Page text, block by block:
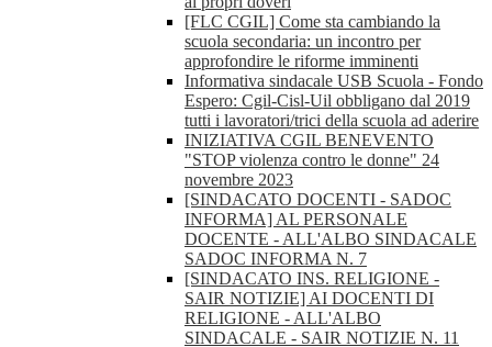
[FLC CGIL] Come sta cambiando la
scuola secondaria: un incontro per
approfondire le riforme imminenti
Informativa sindacale USB Scuola - Fondo
Espero: Cgil-Cisl-Uil obbligano dal 2019
tutti i lavoratori/trici della scuola ad aderire
INIZIATIVA CGIL BENEVENTO
"STOP violenza contro le donne" 24
novembre 2023
[SINDACATO DOCENTI - SADOC
INFORMA] AL PERSONALE
DOCENTE - ALL'ALBO SINDACALE
SADOC INFORMA N. 7
[SINDACATO INS. RELIGIONE -
SAIR NOTIZIE] AI DOCENTI DI
RELIGIONE - ALL'ALBO
SINDACALE - SAIR NOTIZIE N. 11